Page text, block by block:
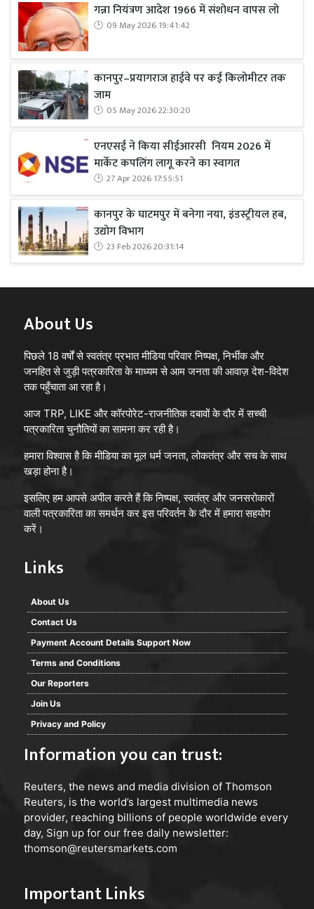
गन्ना नियंत्रण आदेश 1966 में संशोधन वापस लो
09 May 2026 19:41:42
कानपुर–प्रयागराज हाईवे पर कई किलोमीटर तक
जाम
05 May 2026 22:30:20
एनएसई ने किया सीईआरसी नियम 2026 में
मार्केट कपलिंग लागू करने का स्वागत
27 Apr 2026 17:55:51
कानपुर के घाटमपुर में बनेगा नया, इंडस्ट्रीयल हब,
उद्योग विभाग
23 Feb 2026 20:31:14
About Us
पिछले 18 वर्षों से स्वतंत्र प्रभात मीडिया परिवार निष्पक्ष, निर्भीक और
जनहित से जुड़ी पत्रकारिता के माध्यम से आम जनता की आवाज़ देश-विदेश
तक पहुँचाता आ रहा है।
आज TRP, LIKE और कॉरपोरेट-राजनीतिक दबावों के दौर में सच्ची
पत्रकारिता चुनौतियों का सामना कर रही है।
हमारा विश्वास है कि मीडिया का मूल धर्म जनता, लोकतंत्र और सच के साथ
खड़ा होना है।
इसलिए हम आपसे अपील करते हैं कि निष्पक्ष, स्वतंत्र और जनसरोकारों
वाली पत्रकारिता का समर्थन कर इस परिवर्तन के दौर में हमारा सहयोग
करें।
Links
About Us
Contact Us
Payment Account Details Support Now
Terms and Conditions
Our Reporters
Join Us
Privacy and Policy
Information you can trust:
Reuters, the news and media division of Thomson
Reuters, is the world’s largest multimedia news
provider, reaching billions of people worldwide every
day, Sign up for our free daily newsletter:
thomson@reutersmarkets.com
Important Links